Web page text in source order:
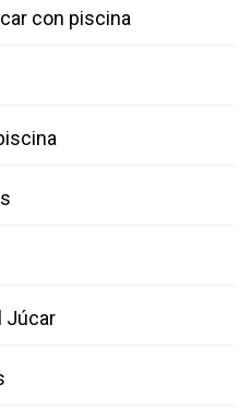
con piscina
Júcar